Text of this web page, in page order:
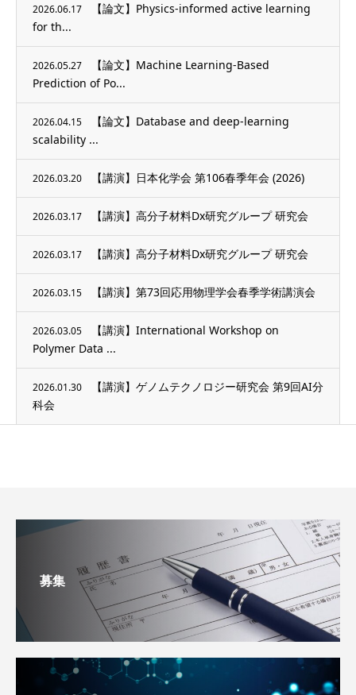
2026.06.17
【論文】Physics-informed active learning
for th...
2026.05.27
【論文】Machine Learning-Based
Prediction of Po...
2026.04.15
【論文】Database and deep-learning
scalability ...
2026.03.20 【講演】日本化学会 第106春季年会 (2026)
2026.03.17 【講演】高分子材料Dx研究グループ 研究会
2026.03.17 【講演】高分子材料Dx研究グループ 研究会
2026.03.15 【講演】第73回応用物理学会春季学術講演会
2026.03.05
【講演】International Workshop on
Polymer Data ...
2026.01.30
【講演】ゲノムテクノロジー研究会 第9回AI分
科会
募集